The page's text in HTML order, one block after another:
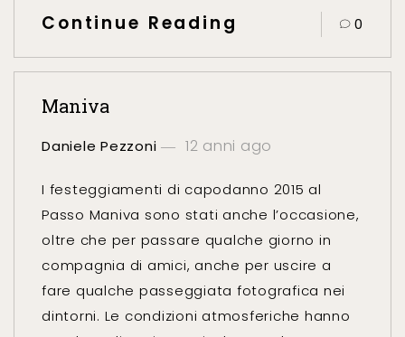
Continue Reading 0
Maniva
Daniele Pezzoni 12 anni ago
I festeggiamenti di capodanno 2015 al
Passo Maniva sono stati anche l’occasione,
oltre che per passare qualche giorno in
compagnia di amici, anche per uscire a
fare qualche passeggiata fotografica nei
dintorni. Le condizioni atmosferiche hanno